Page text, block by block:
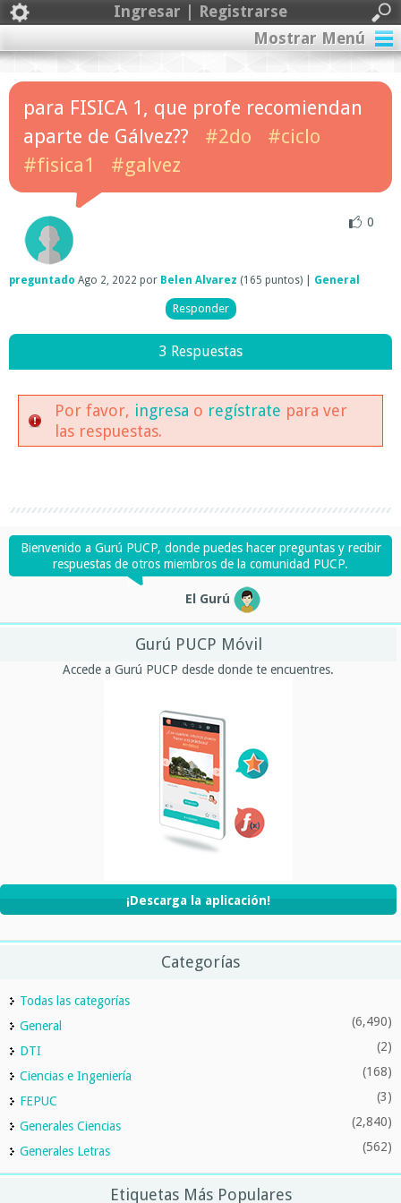
Ingresar | Registrarse
Mostrar Menú
para FISICA 1, que profe recomiendan
aparte de Gálvez??
#2do
#ciclo
#fisica1
#galvez
0
preguntado Ago 2, 2022 por Belen Alvarez (165 puntos) General
3 Respuestas
Por favor, ingresa o regístrate para ver
las respuestas.
Bienvenido a Gurú PUCP, donde puedes hacer preguntas y recibir
respuestas de otros miembros de la comunidad PUCP.
El Gurú
Gurú PUCP Móvil
Accede a Gurú PUCP desde donde te encuentres.
¡Descarga la aplicación!
Categorías
Todas las categorías
General
(6,490)
DTI (2)
Ciencias e Ingeniería (168)
FEPUC (3)
Generales Ciencias (2,840)
Generales Letras (562)
Etiquetas Más Populares